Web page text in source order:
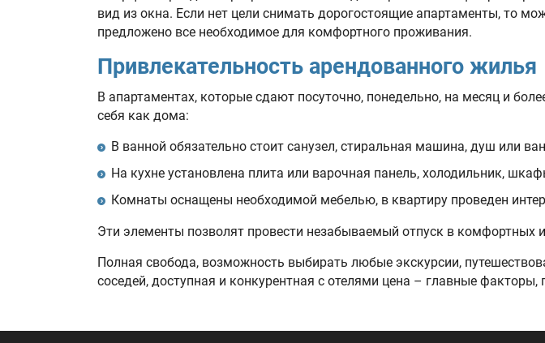
вид из окна. Если нет цели снимать дорогостоящие апартаменты, то
предложено все необходимое для комфортного проживания.
Привлекательность арендованного жилья
В апартаментах, которые сдают посуточно, понедельно, на месяц и
себя как дома:
В ванной обязательно стоит санузел, стиральная машина, душ или
На кухне установлена плита или варочная панель, холодильник,
Комнаты оснащены необходимой мебелью, в квартиру проведен
Эти элементы позволят провести незабываемый отпуск в комфортных
Полная свобода, возможность выбирать любые экскурсии,
соседей, доступная и конкурентная с отелями цена – главные